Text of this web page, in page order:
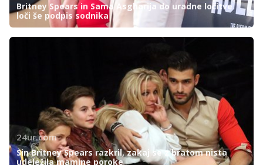
Britney Spears in Sama Asgharija do uradne ločitve
loči še podpis sodnika
24ur.com
Sin Britney Spears razkril, zakaj se z bratom nista
udeležila mamine poroke